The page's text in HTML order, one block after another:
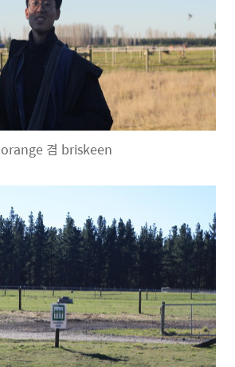
orange 겸 briskeen